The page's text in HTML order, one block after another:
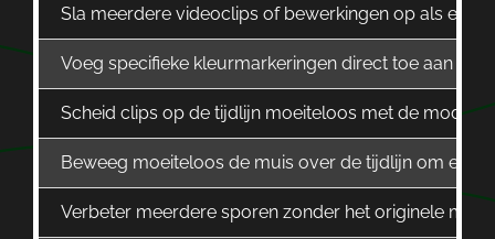
Sla meerdere videoclips of bewerkingen op als een
Voeg specifieke kleurmarkeringen direct toe aan de
Scheid clips op de tijdlijn moeiteloos met de modus
Beweeg moeiteloos de muis over de tijdlijn om een
Verbeter meerdere sporen zonder het originele